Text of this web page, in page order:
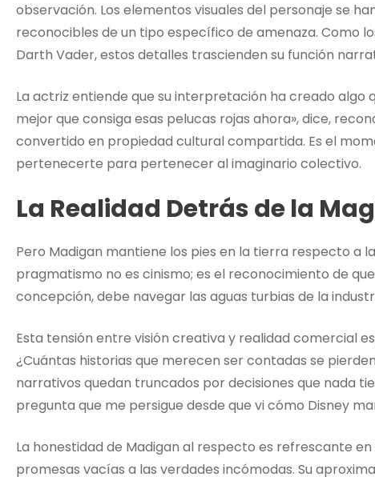
observación. Los elementos visuales del personaje se
reconocibles de un tipo específico de amenaza. Como
Darth Vader, estos detalles trascienden su función
La actriz entiende que su interpretación ha creado algo
mejor que consiga esas pelucas rojas ahora», dice,
convertido en propiedad cultural compartida. Es el
pertenecerte para pertenecer al imaginario colectivo.
La Realidad Detrás de la
Pero Madigan mantiene los pies en la tierra respecto a
pragmatismo no es cinismo; es el reconocimiento de
concepción, debe navegar las aguas turbias de la
Esta tensión entre visión creativa y realidad comercial
¿Cuántas historias que merecen ser contadas se
narrativos quedan truncados por decisiones que nada
pregunta que me persigue desde que vi cómo Disney
La honestidad de Madigan al respecto es refrescante
promesas vacías a las verdades incómodas. Su